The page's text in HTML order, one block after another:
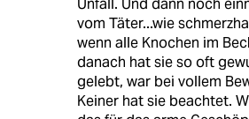
Unfall. Und dann noch
vom Täter...wie
wenn alle Knochen im
danach hat sie so oft
gelebt, war bei vollem
Keiner hat sie beachtet.